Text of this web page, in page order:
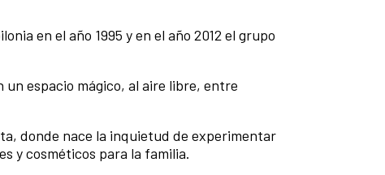
en el año 1995 y en el año 2012 el grupo
espacio mágico, al aire libre, entre
donde nace la inquietud de experimentar
y cosméticos para la familia.